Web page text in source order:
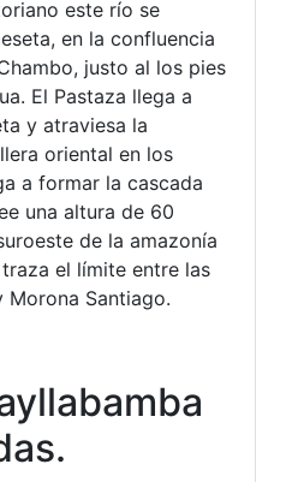
este río se
en la confluencia
justo al los pies
El Pastaza llega a
y atraviesa la
oriental en los
a formar la cascada
una altura de 60
de la amazonía
el límite entre las
Morona Santiago.